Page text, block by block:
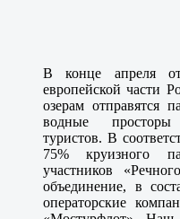
В конце апреля
европейской части
озерам отправятся
водные просторы
туристов. В
75% круизного
участников
объединение, в
операторские